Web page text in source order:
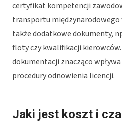
certyfikat kompetencji
transportu międzynarodowego
także dodatkowe dokumenty,
floty czy kwalifikacji
dokumentacji znacząco
procedury odnowienia licencji.
Jaki jest koszt i